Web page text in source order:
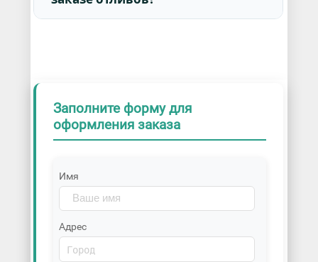
Заполните форму для
оформления заказа
Имя
Адрес